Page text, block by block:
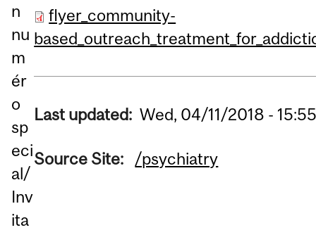
n
nu
m
ér
o
sp
eci
al/
Inv
ita
flyer_community-
Last updated: Wed, 04/11/2018 -
Source Site: /psychiatry